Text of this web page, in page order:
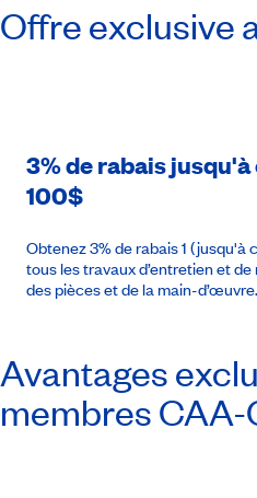
Offre exclusive
3% de rabais
100$
Obtenez 3% de rabais 1
tous les travaux d’entretien et
des pièces et de la main-d’œuvre.
Avantages
membresCAA-